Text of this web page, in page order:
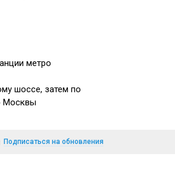
метро
шоссе, затем по
Москвы
Подписаться на обновления